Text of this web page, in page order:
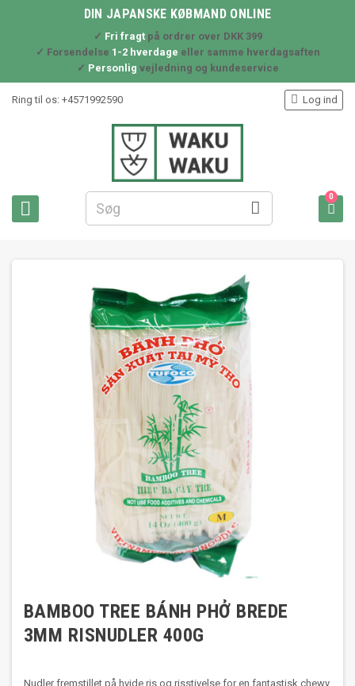
DIN JAPANSKE KØBMAND ONLINE
✓ Fri fragtpå ordrer over DKK 399
✓ Forsendelse 1-2 hverdage eller samme hverdagsaften
✓ Personlig vejledning og kundeservice
Ring til os: +4571992590
 
 Log ind

0
BAMBOO TREE BÁNH PHỞ BREDE
3MM RISNUDLER 400G
Nudler fremstillet på hvide ris og risstivelse for en fantastisk chewy